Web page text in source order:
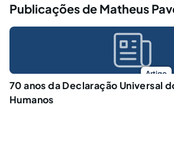
Publicações de Matheus
Artigo
70 anos da Declaração Universal
Humanos